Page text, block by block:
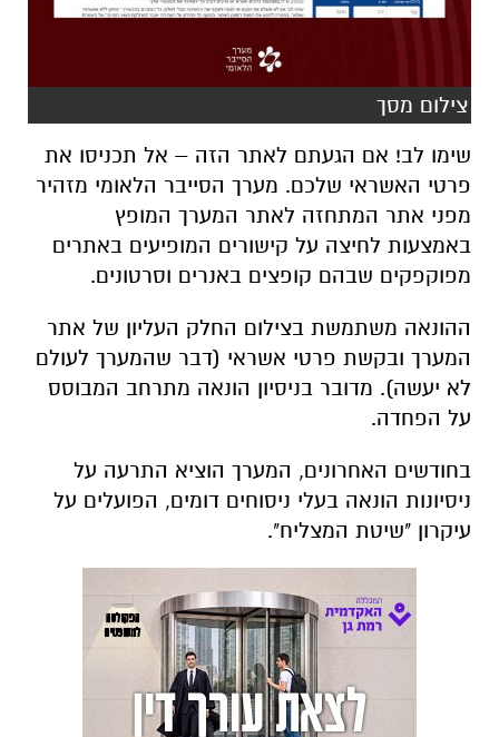
צילום מסך
שימו לב! אם הגעתם לאתר הזה – אל תכניסו את
פרטי האשראי שלכם. מערך הסייבר הלאומי מזהיר
מפני אתר המתחזה לאתר המערך המופץ
באמצעות לחיצה על קישורים המופיעים באתרים
מפוקפקים שבהם קופצים באנרים וסרטונים.
ההונאה משתמשת בצילום החלק העליון של אתר
המערך ובקשת פרטי אשראי (דבר שהמערך לעולם
לא יעשה). מדובר בניסיון הונאה מתרחב המבוסס
על הפחדה.
בחודשים האחרונים, המערך הוציא התרעה על
ניסיונות הונאה בעלי ניסוחים דומים, הפועלים על
עיקרון "שיטת המצליח".